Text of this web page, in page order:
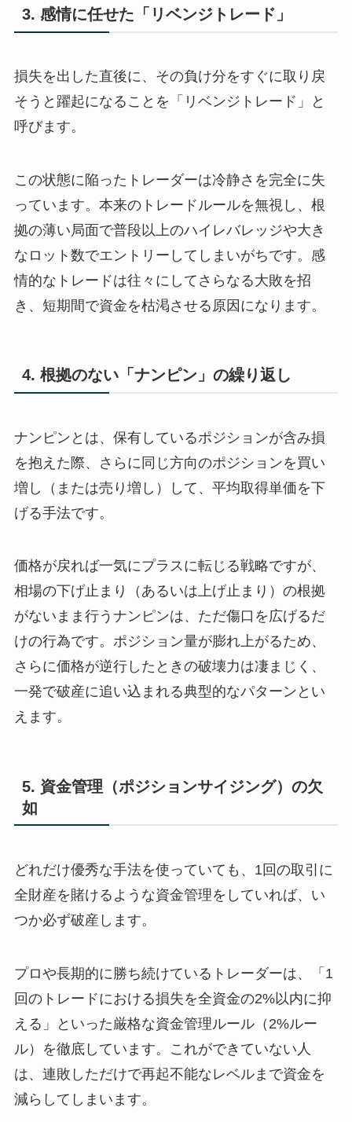
3. 感情に任せた「リベンジトレード」
損失を出した直後に、その負け分をすぐに取り戻
そうと躍起になることを「リベンジトレード」と
呼びます。
この状態に陥ったトレーダーは冷静さを完全に失
っています。本来のトレードルールを無視し、根
拠の薄い局面で普段以上のハイレバレッジや大き
なロット数でエントリーしてしまいがちです。感
情的なトレードは往々にしてさらなる大敗を招
き、短期間で資金を枯渇させる原因になります。
4. 根拠のない「ナンピン」の繰り返し
ナンピンとは、保有しているポジションが含み損
を抱えた際、さらに同じ方向のポジションを買い
増し（または売り増し）して、平均取得単価を下
げる手法です。
価格が戻れば一気にプラスに転じる戦略ですが、
相場の下げ止まり（あるいは上げ止まり）の根拠
がないまま行うナンピンは、ただ傷口を広げるだ
けの行為です。ポジション量が膨れ上がるため、
さらに価格が逆行したときの破壊力は凄まじく、
一発で破産に追い込まれる典型的なパターンとい
えます。
5. 資金管理（ポジションサイジング）の欠
如
どれだけ優秀な手法を使っていても、1回の取引に
全財産を賭けるような資金管理をしていれば、い
つか必ず破産します。
プロや長期的に勝ち続けているトレーダーは、「1
回のトレードにおける損失を全資金の2%以内に抑
える」といった厳格な資金管理ルール（2%ルー
ル）を徹底しています。これができていない人
は、連敗しただけで再起不能なレベルまで資金を
減らしてしまいます。